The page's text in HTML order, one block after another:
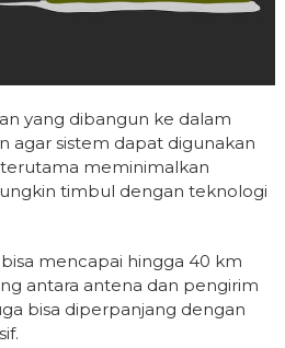
yang dibangun ke dalam
agar sistem dapat digunakan
meminimalkan
timbul dengan teknologi
mencapai hingga 40 km
antara antena dan pengirim
bisa diperpanjang dengan